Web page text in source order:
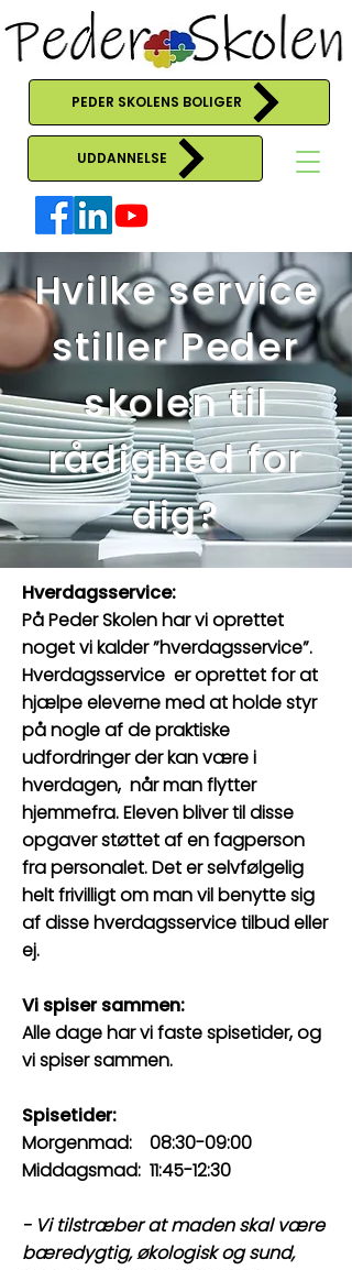
PEDER SKOLENS BOLIGER
UDDANNELSE
Hvilke service
stiller Peder
skolen til
rådighed for
dig?
Hverdagsservice: ​
På Peder Skolen har vi oprettet
noget vi kalder ”hverdagsservice”.
Hverdagsservice er oprettet for at
hjælpe eleverne med at holde styr
på nogle af de praktiske
udfordringer der kan være i
hverdagen, når man flytter
hjemmefra. ​Eleven bliver til disse
opgaver støttet af en fagperson
fra personalet. Det er selvfølgelig
helt frivilligt om man vil benytte sig
af disse hverdagsservice tilbud eller
ej.​
Vi spiser sammen:
Alle dage har vi faste spisetider, og
vi spiser sammen.
Spisetider:
Morgenmad: 08:30-09:00 ​
Middagsmad: 11:45-12:30 ​
- Vi tilstræber at maden skal være
bæredygtig, økologisk og sund,